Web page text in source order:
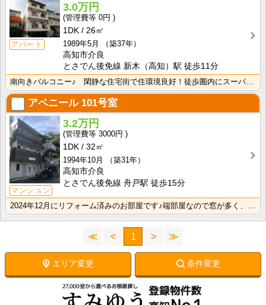
アパート
3.0万円
0円
1DK
26㎡
1989年5月
（築37年）
高知市介良
とさでん後免線 新木（高知）駅 徒歩11分
南向きバルコニー♪ 閑静な住宅街で住環境良好！徒歩圏内にスーパー・コンビニ・ドラッグストア・飲食店！･･･
アベニール101号室
マンション
3.2万円
3000円
1DK
32㎡
1994年10月
（築31年）
高知市介良
とさでん後免線 舟戸駅 徒歩15分
≪ < 1 > ≫
エリア変更 条件変更